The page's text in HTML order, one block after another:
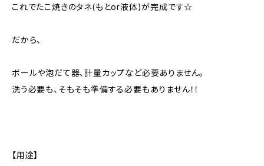
これでたこ焼きのタネ(もとor液体)が完成です☆
だから、
ボールや泡だて器、計量カップなど必要ありません。
洗う必要も、そもそも準備する必要もありません！！
【用途】